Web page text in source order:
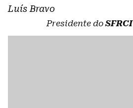
Luís Bravo
Presidente doSFRCI